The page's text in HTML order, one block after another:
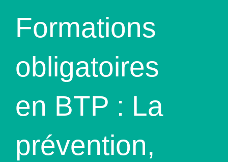
Formations
obligatoires
en BTP : La
prévention,